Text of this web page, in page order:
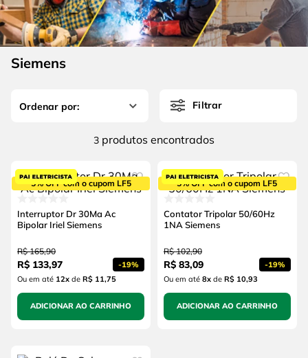
Siemens
Filtrar
3 produtos
5% OFF com o cupom LF5
Interruptor Dr 30Ma Ac
Bipolar Iriel Siemens
R$ 165,90
R$ 133,97 -19%
Ou em até 12xde R$ 11,75
ADICIONAR AO CARRINHO
5% OFF com o cupom LF5
Contator Tripolar 50/60Hz
1NA Siemens
R$ 102,90
R$ 83,09 -19%
Ou em até 8xde R$ 10,93
ADICIONAR AO CARRINHO
6º serra copo
7º luva
8º fio
alicate
4 º escada
5º serra circular
º
fio
lavadora alta pressão